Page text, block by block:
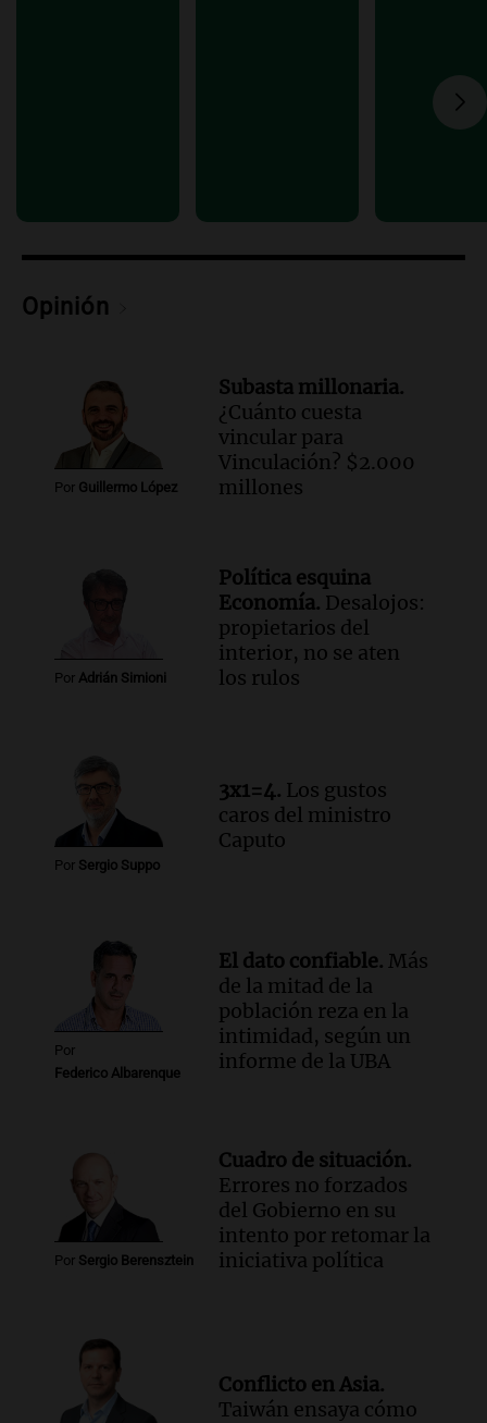
Audio.Investigan un asalto millonario a
la cooperativa Talamochita en Villa
María
Opinión
Por Guillermo López
Subasta millonaria.
¿Cuánto cuesta
vincular para
Vinculación? $2.000
millones
Por Adrián Simioni
Política esquina
Economía. Desalojos:
propietarios del
interior, no se aten
los rulos
Por Sergio Suppo
3x1=4. Los gustos
caros del ministro
Caputo
Por
Federico Albarenque
El dato confiable. Más
de la mitad de la
población reza en la
intimidad, según un
informe de la UBA
Por Sergio Berensztein
Cuadro de situación.
Errores no forzados
del Gobierno en su
intento por retomar la
iniciativa política
Conflicto en Asia.
Taiwán ensaya cómo